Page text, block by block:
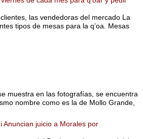
las vendedoras del mercado La
tipos de mesas para la q’oa. Mesas
muestra en las fotografías, se encuentra
nombre como es la de Mollo Grande,
Anuncian juicio a Morales por